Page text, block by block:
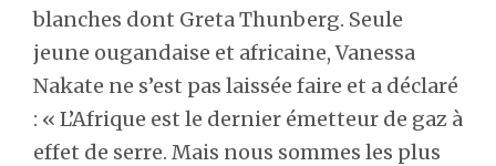
blanches dont Greta Thunberg. Seule
jeune ougandaise et africaine, Vanessa
Nakate ne s’est pas laissée faire et a déclaré
: « L’Afrique est le dernier émetteur de gaz à
effet de serre. Mais nous sommes les plus